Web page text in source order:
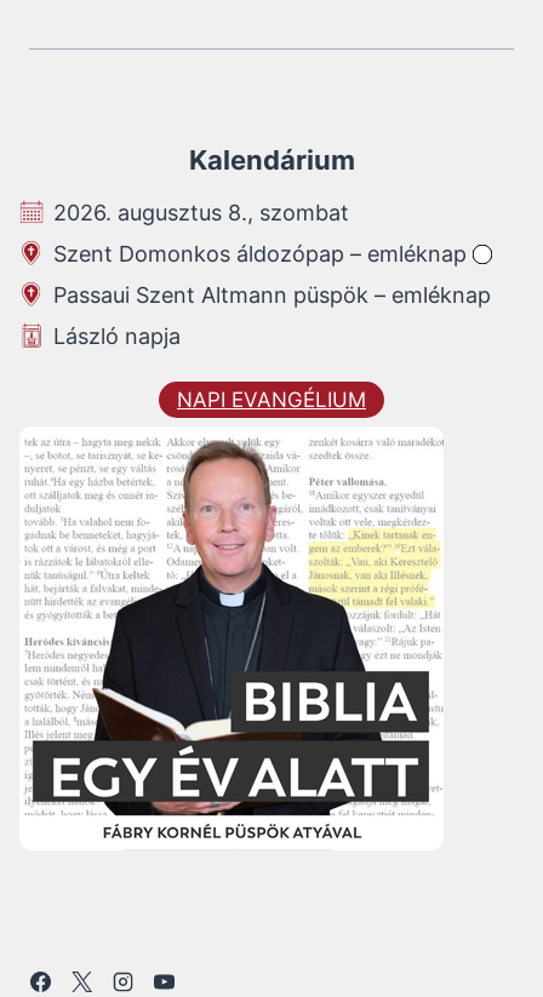
Kalendárium
2026. augusztus 8., szombat
Szent Domonkos áldozópap – emléknap
Passaui Szent Altmann püspök – emléknap
László napja
NAPI EVANGÉLIUM